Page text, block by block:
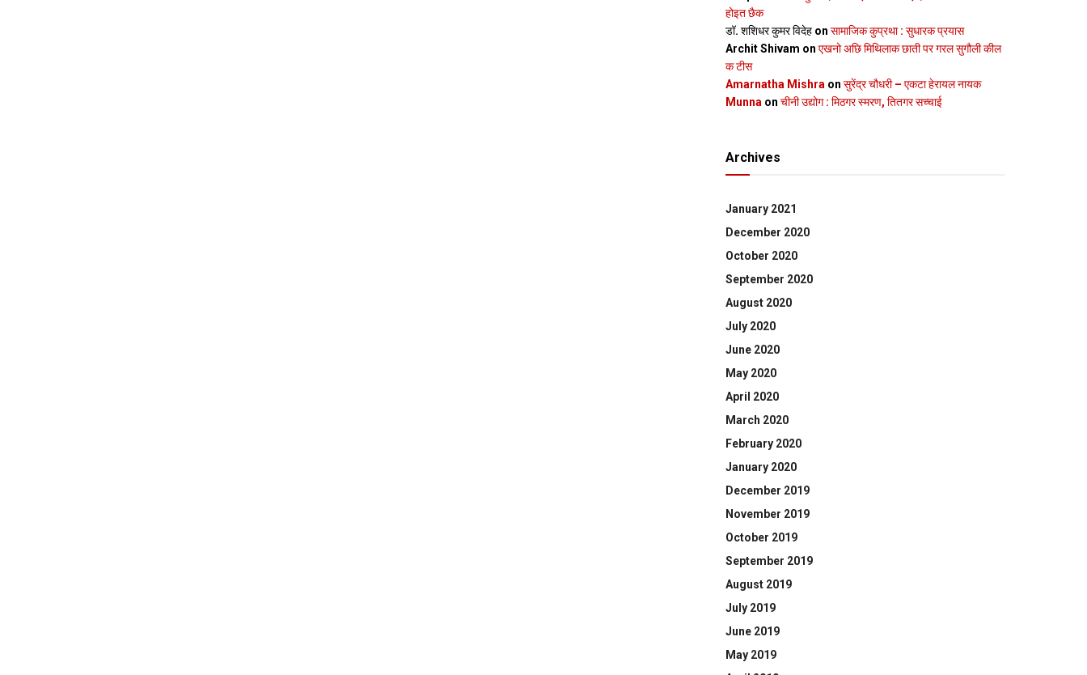
होइत छैक
डॉ. शशिधर कुमर विदेह on सामाजिक कुप्रथा : सुधारक प्रयास
Archit Shivam on एखनो अछि मिथिलाक छाती पर गरल सुगौली कील
क टीस
Amarnatha Mishra on सुरेंद्र चौधरी – एकटा हेरायल नायक
Munna on चीनी उद्योग : मिठगर स्‍मरण, तितगर सच्‍चाई
Archives
January 2021
December 2020
October 2020
September 2020
August 2020
July 2020
June 2020
May 2020
April 2020
March 2020
February 2020
January 2020
December 2019
November 2019
October 2019
September 2019
August 2019
July 2019
June 2019
May 2019